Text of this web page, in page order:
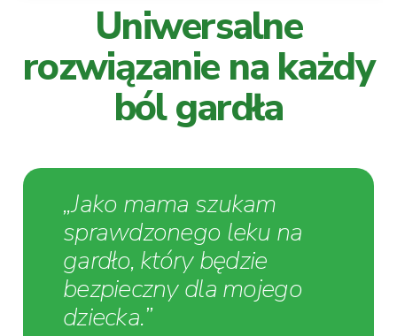
Uniwersalne
rozwiązanie na każdy
ból gardła
„Jako mama szukam
sprawdzonego leku na
gardło, który będzie
bezpieczny dla mojego
dziecka.”